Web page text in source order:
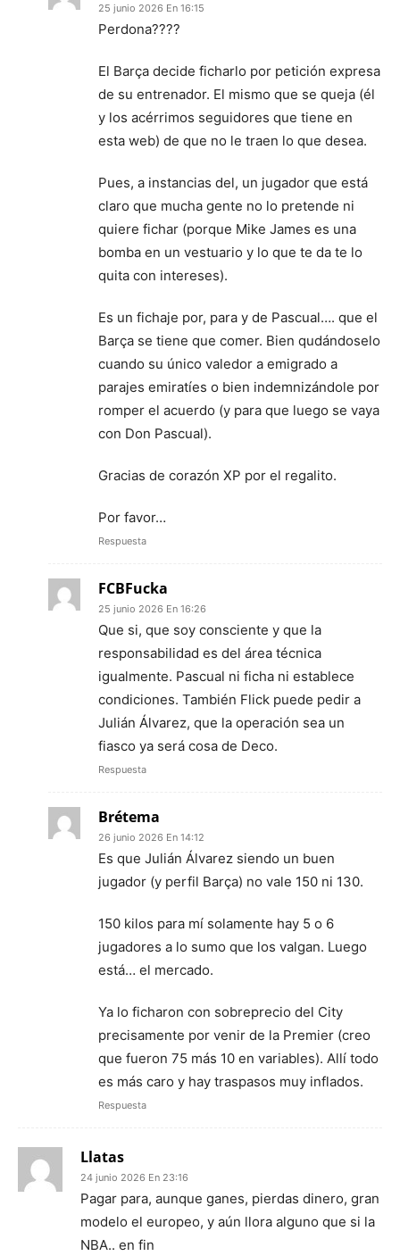
25 junio 2026 En 16:15
Perdona????
El Barça decide ficharlo por petición expresa
de su entrenador. El mismo que se queja (él
y los acérrimos seguidores que tiene en
esta web) de que no le traen lo que desea.
Pues, a instancias del, un jugador que está
claro que mucha gente no lo pretende ni
quiere fichar (porque Mike James es una
bomba en un vestuario y lo que te da te lo
quita con intereses).
Es un fichaje por, para y de Pascual…. que el
Barça se tiene que comer. Bien qudándoselo
cuando su único valedor a emigrado a
parajes emiratíes o bien indemnizándole por
romper el acuerdo (y para que luego se vaya
con Don Pascual).
Gracias de corazón XP por el regalito.
Por favor…
Respuesta
FCBFucka
25 junio 2026 En 16:26
Que si, que soy consciente y que la
responsabilidad es del área técnica
igualmente. Pascual ni ficha ni establece
condiciones. También Flick puede pedir a
Julián Álvarez, que la operación sea un
fiasco ya será cosa de Deco.
Respuesta
Brétema
26 junio 2026 En 14:12
Es que Julián Álvarez siendo un buen
jugador (y perfil Barça) no vale 150 ni 130.
150 kilos para mí solamente hay 5 o 6
jugadores a lo sumo que los valgan. Luego
está… el mercado.
Ya lo ficharon con sobreprecio del City
precisamente por venir de la Premier (creo
que fueron 75 más 10 en variables). Allí todo
es más caro y hay traspasos muy inflados.
Respuesta
Llatas
24 junio 2026 En 23:16
Pagar para, aunque ganes, pierdas dinero, gran
modelo el europeo, y aún llora alguno que si la
NBA.. en fin